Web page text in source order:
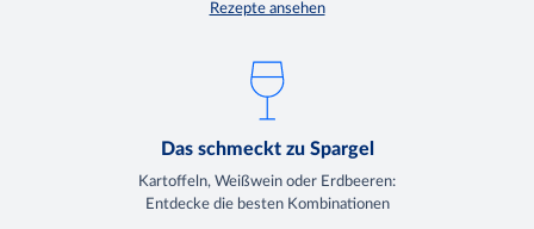
Rezepte ansehen
Das schmeckt zu Spargel
Kartoffeln, Weißwein oder Erdbeeren:
Entdecke die besten Kombinationen